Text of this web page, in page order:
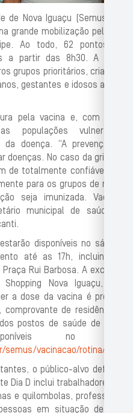
de Nova Iguaçu (Semus) vai
grande mobilização pelo Dia
Ao todo, 62 pontos de
a partir das 8h30. A ação
grupos prioritários, crianças
gestantes e idosos acima
pela vacina e, com isso,
vulneráveis
doença. “A prevenção é
No caso da gripe, a
de totalmente confiável, ela
para os grupos de risco.
seja imunizada. Vacinas
municipal de saúde, o
disponíveis no sábado
até as 17h, incluindo o
Rui Barbosa. A exceção
Nova Iguaçu, que
a dose da vacina é preciso
de residência e
postos de saúde de Nova
no site
semus/vacinacao/rotina/
o público-alvo definido
Dia D inclui trabalhadores da
e quilombolas, professores
em situação de rua,